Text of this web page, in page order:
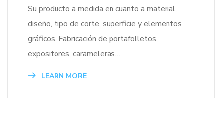
Su producto a medida en cuanto a material,
diseño, tipo de corte, superficie y elementos
gráficos. Fabricación de portafolletos,
expositores, carameleras…
LEARN MORE